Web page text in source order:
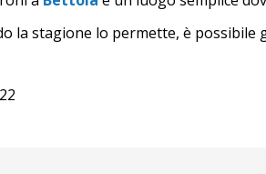
la stagione lo permette, è